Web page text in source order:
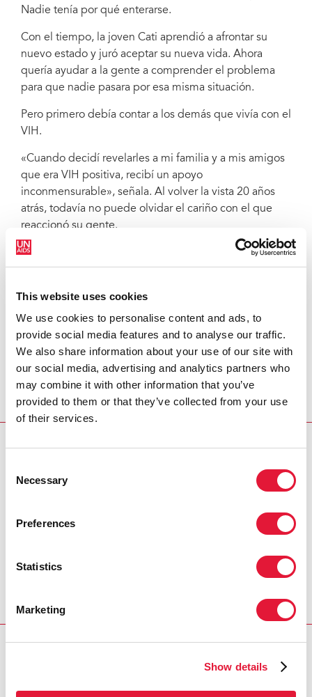
This website uses cookies
We use cookies to personalise content and ads, to
provide social media features and to analyse our traffic.
We also share information about your use of our site with
our social media, advertising and analytics partners who
may combine it with other information that you’ve
provided to them or that they’ve collected from your use
of their services.
Selection
Necessary
Preferences
Statistics
Marketing
Show details
Nadie tenía por qué enterarse.
Con el tiempo, la joven Cati aprendió a afrontar su
nuevo estado y juró aceptar su nueva vida. Ahora
quería ayudar a la gente a comprender el problema
para que nadie pasara por esa misma situación.
Pero primero debía contar a los demás que vivía con el
VIH.
«Cuando decidí revelarles a mi familia y a mis amigos
que era VIH positiva, recibí un apoyo
inconmensurable», señala. Al volver la vista 20 años
atrás, todavía no puede olvidar el cariño con el que
reaccionó su gente.
Eso le dio valor para volverse mucho más proactiva y
compartir su historia con un gran número de personas
en la Red de Fiji de personas que viven con el VIH. A
pesar de haber perdido a su marido, Cati se siente
muy agradecida por haber averiguado su estado,
puesto que con la medicación no transmitió el VIH a
sus hijos.
«Es mejor saber que no saber, los beneficios son
inmensos», resalta.
KNOWLEDGE IS POWER — KNOW YOUR STATUS,
Fiji